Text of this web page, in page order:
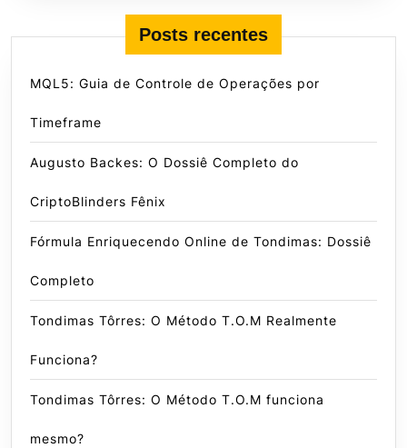
Posts recentes
MQL5: Guia de Controle de Operações por
Timeframe
Augusto Backes: O Dossiê Completo do
CriptoBlinders Fênix
Fórmula Enriquecendo Online de Tondimas: Dossiê
Completo
Tondimas Tôrres: O Método T.O.M Realmente
Funciona?
Tondimas Tôrres: O Método T.O.M funciona
mesmo?